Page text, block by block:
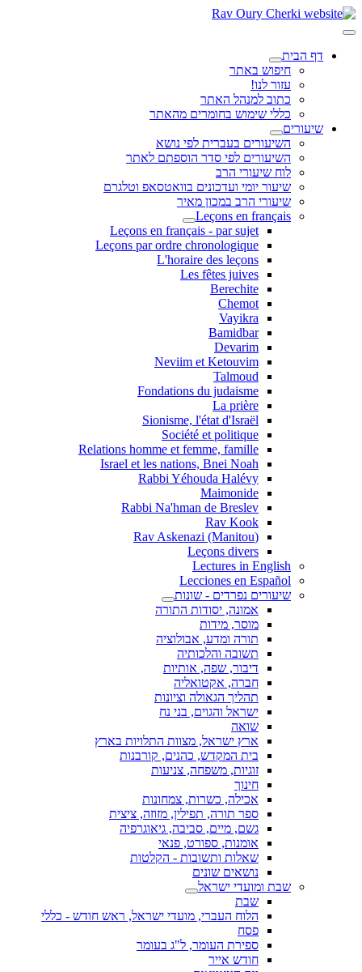
דף הבית
חיפוש באתר
עזור לנו!
כתוב למנהל האתר
כללי שימוש בחומרים מהאתר
שיעורים
השיעורים בעברית לפי נושא
השיעורים לפי סדר הוספתם לאתר
לוח שיעורי הרב
שיעור יומי ועדכונים בוואטסאפ וטלגרם
שיעורי הרב במכון מאיר
Leçons en français
Leçons en français - par sujet
Leçons par ordre chronologique
L'horaire des leçons
Les fêtes juives
Berechite
Chemot
Vayikra
Bamidbar
Devarim
Neviim et Ketouvim
Talmoud
Fondations du judaisme
La prière
Sionisme, l'état d'Israël
Société et politique
Relations homme et femme, famille
Israel et les nations, Bnei Noah
Rabbi Yéhouda Halévy
Maimonide
Rabbi Na'hman de Breslev
Rav Kook
(Rav Askenazi (Manitou
Leçons divers
Lectures in English
Lecciones en Español
שיעורים נפרדים - שונות
אמונה, יסודות התורה
מוסר, מידות
תורה ומדע, אבולוציה
תשובה והלכותיה
דיבור, שפה, אותיות
חברה, אקטואליה
תהליך הגאולה וציונות
ישראל והגוים, בני נח
שואה
ארץ ישראל, מצוות התלויות בארץ
בית המקדש, כהנים, קורבנות
זוגיות, משפחה, צניעות
חינוך
אכילה, כשרות, צמחונות
ספר תורה, תפילין, מזוזה, ציצית
גשם, מיים, סביבה, גיאוגרפיה
אומנות, ספורט, פנאי
שאלות ותשובות - הקלטות
נושאים שונים
שבת ומועדי ישראל
שבת
הלוח העברי, מועדי ישראל, ראש חודש - כללי
פסח
ספירת העומר, ל"ג בעומר
חודש אייר